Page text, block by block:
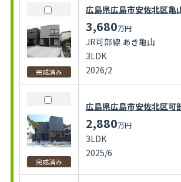
完成済み
広島県広島市安佐北区亀
3,680万円
JR可部線 あき亀山
3LDK
2026/2
完成済み
広島県広島市安佐北区可
2,880万円
3LDK
2025/6